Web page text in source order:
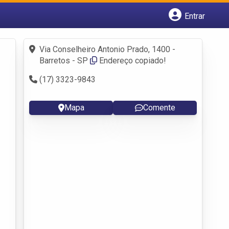
Entrar
Fazer login
Criar conta
Via Conselheiro Antonio Prado, 1400 -
Barretos - SP
Endereço copiado!
(17) 3323-9843
Mapa Comente